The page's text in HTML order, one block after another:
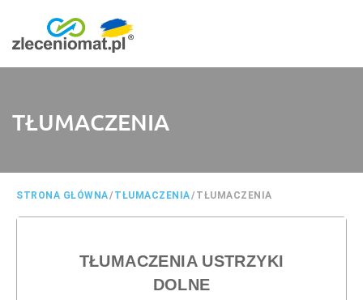
TŁUMACZENIA
STRONA GŁÓWNA/ TŁUMACZENIA/ TŁUMACZENIA
TŁUMACZENIA USTRZYKI
DOLNE